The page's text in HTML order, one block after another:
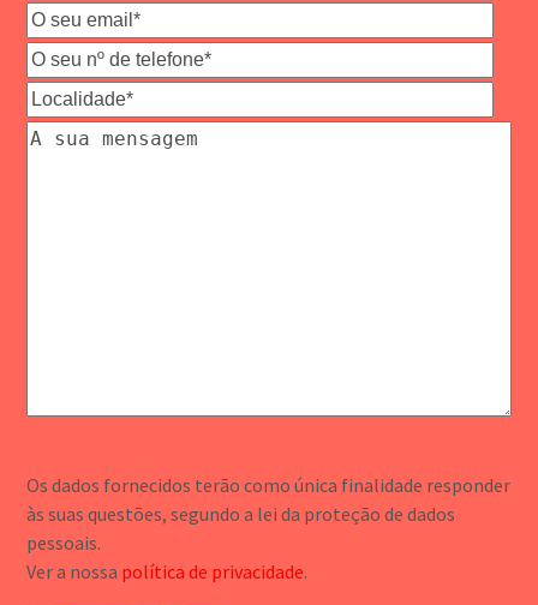
Os dados fornecidos terão como única finalidade responder
às suas questões, segundo a lei da proteção de dados
pessoais.
Ver a nossa política de privacidade.